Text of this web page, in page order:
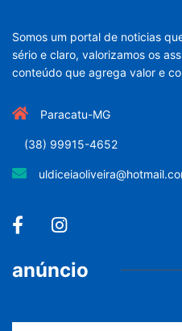
Somos um portal de noticias
sério e claro, valorizamos os
conteúdo que agrega valor e
Paracatu-MG
(38) 99915-4652
anúncio